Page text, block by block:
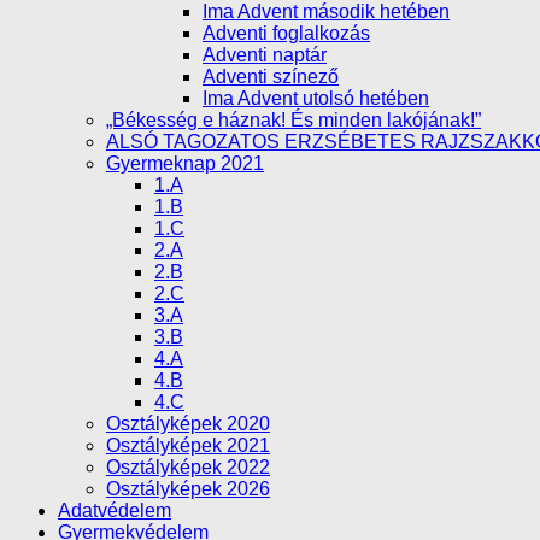
Ima Advent második hetében
Adventi foglalkozás
Adventi naptár
Adventi színező
Ima Advent utolsó hetében
„Békesség e háznak! És minden lakójának!”
ALSÓ TAGOZATOS ERZSÉBETES
Gyermeknap 2021
1.A
1.B
1.C
2.A
2.B
2.C
3.A
3.B
4.A
4.B
4.C
Osztályképek 2020
Osztályképek 2021
Osztályképek 2022
Osztályképek 2026
Adatvédelem
Gyermekvédelem